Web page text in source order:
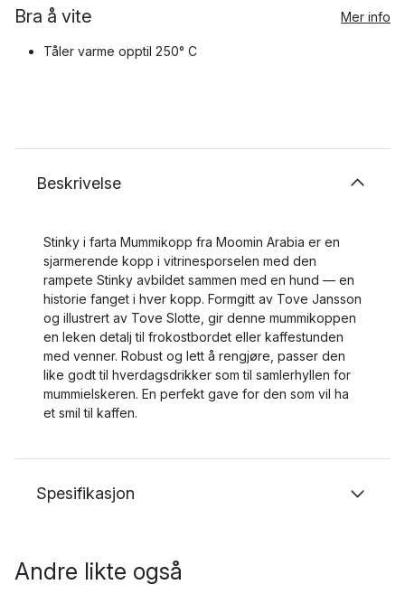
Bra å vite Mer info
Tåler varme opptil 250° C
Beskrivelse
Stinky i farta Mummikopp fra Moomin Arabia er en
sjarmerende kopp i vitrinesporselen med den
rampete Stinky avbildet sammen med en hund — en
historie fanget i hver kopp. Formgitt av Tove Jansson
og illustrert av Tove Slotte, gir denne mummikoppen
en leken detalj til frokostbordet eller kaffestunden
med venner. Robust og lett å rengjøre, passer den
like godt til hverdagsdrikker som til samlerhyllen for
mummielskeren. En perfekt gave for den som vil ha
et smil til kaffen.
Spesifikasjon
Andre likte også